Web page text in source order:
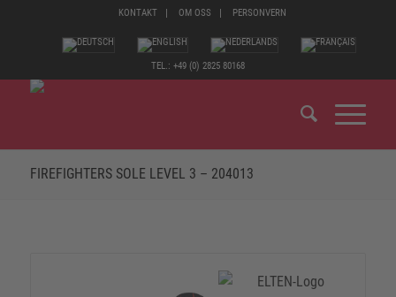
KONTAKT OM OSS PERSONVERN
TEL.: +49 (0) 2825 80168
FIREFIGHTERS SOLE LEVEL 3 – 204013